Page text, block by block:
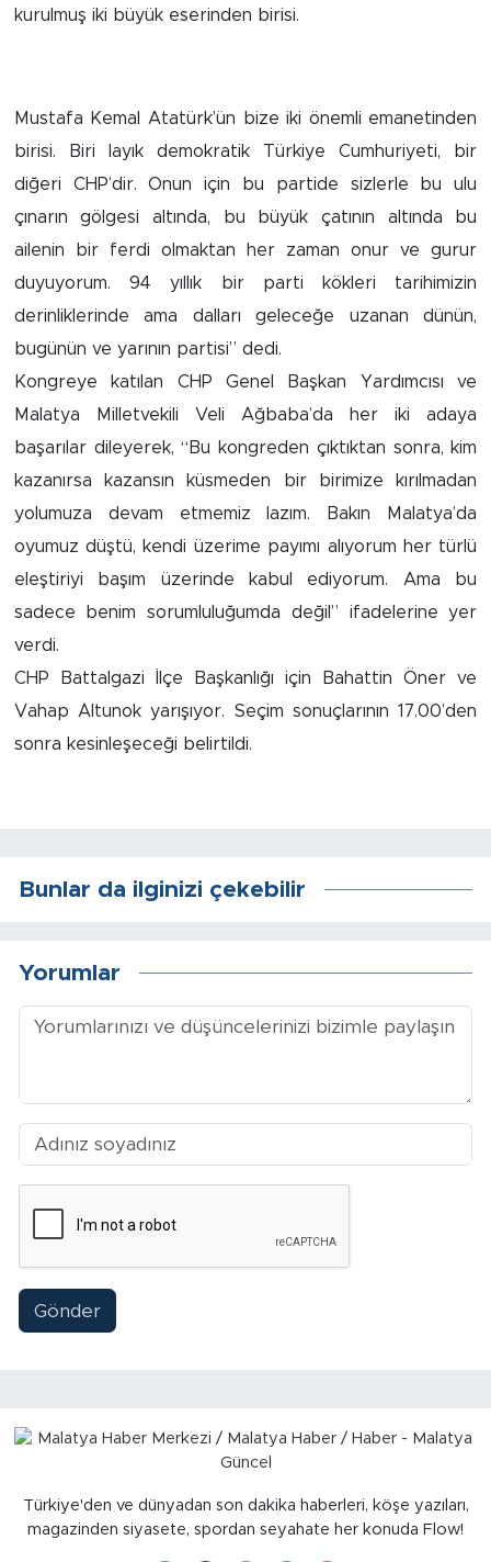
kurulmuş iki büyük eserinden birisi.
Mustafa Kemal Atatürk’ün bize iki önemli emanetinden
birisi. Biri layık demokratik Türkiye Cumhuriyeti, bir
diğeri CHP’dir. Onun için bu partide sizlerle bu ulu
çınarın gölgesi altında, bu büyük çatının altında bu
ailenin bir ferdi olmaktan her zaman onur ve gurur
duyuyorum. 94 yıllık bir parti kökleri tarihimizin
derinliklerinde ama dalları geleceğe uzanan dünün,
bugünün ve yarının partisi” dedi.
Kongreye katılan CHP Genel Başkan Yardımcısı ve
Malatya Milletvekili Veli Ağbaba’da her iki adaya
başarılar dileyerek, “Bu kongreden çıktıktan sonra, kim
kazanırsa kazansın küsmeden bir birimize kırılmadan
yolumuza devam etmemiz lazım. Bakın Malatya’da
oyumuz düştü, kendi üzerime payımı alıyorum her türlü
eleştiriyi başım üzerinde kabul ediyorum. Ama bu
sadece benim sorumluluğumda değil” ifadelerine yer
verdi.
CHP Battalgazi İlçe Başkanlığı için Bahattin Öner ve
Vahap Altunok yarışıyor. Seçim sonuçlarının 17.00’den
sonra kesinleşeceği belirtildi.
Bunlar da ilginizi çekebilir
Yorumlar
Gönder
Türkiye'den ve dünyadan son dakika haberleri, köşe yazıları,
magazinden siyasete, spordan seyahate her konuda Flow!
Doğanyol
Battalgazi
Darende
Doğanşehir
Hekimhan
Kale
Pütürge
Sinema
Adıyaman